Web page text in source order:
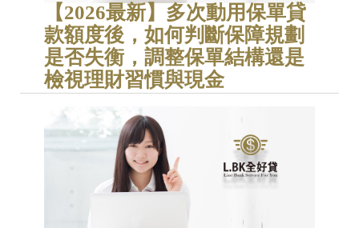
【2026最新】多次動用保單貸
款額度後，如何判斷保障規劃
是否失衡，調整保單結構還是
檢視理財習慣與現金